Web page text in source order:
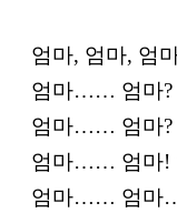
엄마, 엄마, 엄
엄마…… 엄마?
엄마…… 엄마?
엄마…… 엄마!
엄마…… 엄마